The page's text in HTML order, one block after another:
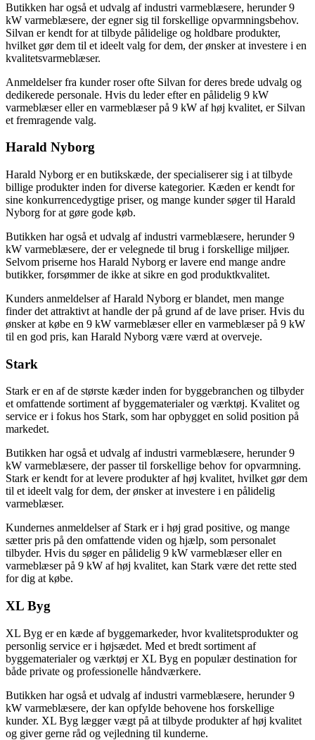
Butikken har også et udvalg af industri varmeblæsere, herunder 9
kW varmeblæsere, der egner sig til forskellige opvarmningsbehov.
Silvan er kendt for at tilbyde pålidelige og holdbare produkter,
hvilket gør dem til et ideelt valg for dem, der ønsker at investere i en
kvalitetsvarmeblæser.
Anmeldelser fra kunder roser ofte Silvan for deres brede udvalg og
dedikerede personale. Hvis du leder efter en pålidelig 9 kW
varmeblæser eller en varmeblæser på 9 kW af høj kvalitet, er Silvan
et fremragende valg.
Harald Nyborg
Harald Nyborg er en butikskæde, der specialiserer sig i at tilbyde
billige produkter inden for diverse kategorier. Kæden er kendt for
sine konkurrencedygtige priser, og mange kunder søger til Harald
Nyborg for at gøre gode køb.
Butikken har også et udvalg af industri varmeblæsere, herunder 9
kW varmeblæsere, der er velegnede til brug i forskellige miljøer.
Selvom priserne hos Harald Nyborg er lavere end mange andre
butikker, forsømmer de ikke at sikre en god produktkvalitet.
Kunders anmeldelser af Harald Nyborg er blandet, men mange
finder det attraktivt at handle der på grund af de lave priser. Hvis du
ønsker at købe en 9 kW varmeblæser eller en varmeblæser på 9 kW
til en god pris, kan Harald Nyborg være værd at overveje.
Stark
Stark er en af de største kæder inden for byggebranchen og tilbyder
et omfattende sortiment af byggematerialer og værktøj. Kvalitet og
service er i fokus hos Stark, som har opbygget en solid position på
markedet.
Butikken har også et udvalg af industri varmeblæsere, herunder 9
kW varmeblæsere, der passer til forskellige behov for opvarmning.
Stark er kendt for at levere produkter af høj kvalitet, hvilket gør dem
til et ideelt valg for dem, der ønsker at investere i en pålidelig
varmeblæser.
Kundernes anmeldelser af Stark er i høj grad positive, og mange
sætter pris på den omfattende viden og hjælp, som personalet
tilbyder. Hvis du søger en pålidelig 9 kW varmeblæser eller en
varmeblæser på 9 kW af høj kvalitet, kan Stark være det rette sted
for dig at købe.
XL Byg
XL Byg er en kæde af byggemarkeder, hvor kvalitetsprodukter og
personlig service er i højsædet. Med et bredt sortiment af
byggematerialer og værktøj er XL Byg en populær destination for
både private og professionelle håndværkere.
Butikken har også et udvalg af industri varmeblæsere, herunder 9
kW varmeblæsere, der kan opfylde behovene hos forskellige
kunder. XL Byg lægger vægt på at tilbyde produkter af høj kvalitet
og giver gerne råd og vejledning til kunderne.